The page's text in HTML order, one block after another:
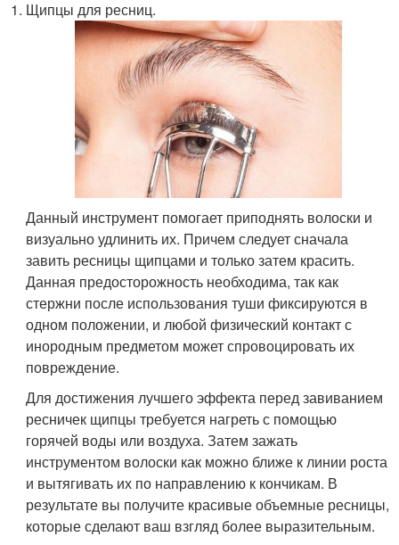
Щипцы для ресниц.
Данный инструмент помогает приподнять волоски и
визуально удлинить их. Причем следует сначала
завить ресницы щипцами и только затем красить.
Данная предосторожность необходима, так как
стержни после использования туши фиксируются в
одном положении, и любой физический контакт с
инородным предметом может спровоцировать их
повреждение.
Для достижения лучшего эффекта перед завиванием
ресничек щипцы требуется нагреть с помощью
горячей воды или воздуха. Затем зажать
инструментом волоски как можно ближе к линии роста
и вытягивать их по направлению к кончикам. В
результате вы получите красивые объемные ресницы,
которые сделают ваш взгляд более выразительным.